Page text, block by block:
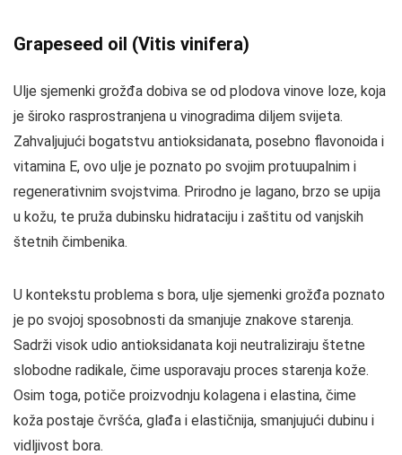
Grapeseed oil (Vitis vinifera)
Ulje sjemenki grožđa dobiva se od plodova vinove loze, koja
je široko rasprostranjena u vinogradima diljem svijeta.
Zahvaljujući bogatstvu antioksidanata, posebno flavonoida i
vitamina E, ovo ulje je poznato po svojim protuupalnim i
regenerativnim svojstvima. Prirodno je lagano, brzo se upija
u kožu, te pruža dubinsku hidrataciju i zaštitu od vanjskih
štetnih čimbenika.
U kontekstu problema s bora, ulje sjemenki grožđa poznato
je po svojoj sposobnosti da smanjuje znakove starenja.
Sadrži visok udio antioksidanata koji neutraliziraju štetne
slobodne radikale, čime usporavaju proces starenja kože.
Osim toga, potiče proizvodnju kolagena i elastina, čime
koža postaje čvršća, glađa i elastičnija, smanjujući dubinu i
vidljivost bora.